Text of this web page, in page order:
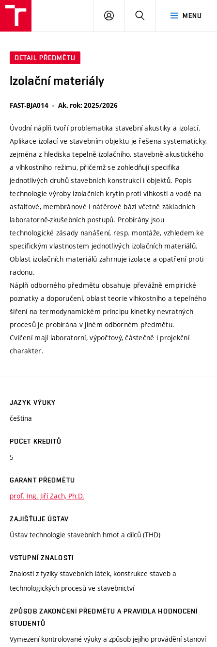
MENU
PŘIHLÁSIT
DETAIL PŘEDMĚTU
Izolační materiály
FAST-BJA014 Ak. rok: 2025/2026
Úvodní náplň tvoří problematika stavební akustiky a izolací.
Aplikace izolací ve stavebním objektu je řešena systematicky,
zejména z hlediska tepelně-izolačního, stavebně-akustického
a vlhkostního režimu, přičemž se zohledňují specifika
jednotlivých druhů stavebních konstrukcí i objektů. Popis
technologie výroby izolačních krytin proti vlhkosti a vodě na
asfaltové, membránové i nátěrové bázi včetně základních
laboratorně-zkušebních postupů. Probírány jsou
technologické zásady nanášení, resp. montáže, vzhledem ke
specifickým vlastnostem jednotlivých izolačních materiálů.
Oblast izolačních materiálů zahrnuje izolace a opatření proti
radonu.
Náplň odborného předmětu obsahuje převážně empirické
poznatky a doporučení, oblast teorie vlhkostního a tepelného
šíření na termodynamickém principu kinetiky nevratných
procesů je probírána v jiném odborném předmětu.
Cvičení mají laboratorní, výpočtový, částečně i projekční
charakter.
JAZYK VÝUKY
čeština
POČET KREDITŮ
5
GARANT PŘEDMĚTU
prof. Ing. Jiří Zach, Ph.D.
ZAJIŠŤUJE ÚSTAV
Ústav technologie stavebních hmot a dílců (THD)
VSTUPNÍ ZNALOSTI
Znalosti z fyziky stavebních látek, konstrukce staveb a
technologických procesů ve stavebnictví
ZPŮSOB ZAKONČENÍ PŘEDMĚTU A PRAVIDLA HODNOCENÍ
STUDENTŮ
Vymezení kontrolované výuky a způsob jejího provádění stanoví